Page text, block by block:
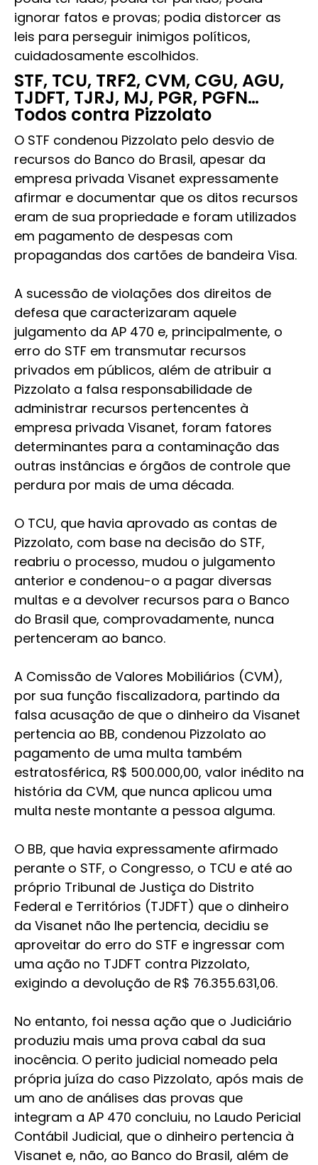
ignorar fatos e provas; podia distorcer as
leis para perseguir inimigos políticos,
cuidadosamente escolhidos.
STF, TCU, TRF2, CVM, CGU, AGU,
TJDFT, TJRJ, MJ, PGR, PGFN…
Todos contra Pizzolato
O STF condenou Pizzolato pelo desvio de
recursos do Banco do Brasil, apesar da
empresa privada Visanet expressamente
afirmar e documentar que os ditos recursos
eram de sua propriedade e foram utilizados
em pagamento de despesas com
propagandas dos cartões de bandeira Visa.
A sucessão de violações dos direitos de
defesa que caracterizaram aquele
julgamento da AP 470 e, principalmente, o
erro do STF em transmutar recursos
privados em públicos, além de atribuir a
Pizzolato a falsa responsabilidade de
administrar recursos pertencentes à
empresa privada Visanet, foram fatores
determinantes para a contaminação das
outras instâncias e órgãos de controle que
perdura por mais de uma década.
O TCU, que havia aprovado as contas de
Pizzolato, com base na decisão do STF,
reabriu o processo, mudou o julgamento
anterior e condenou-o a pagar diversas
multas e a devolver recursos para o Banco
do Brasil que, comprovadamente, nunca
pertenceram ao banco.
A Comissão de Valores Mobiliários (CVM),
por sua função fiscalizadora, partindo da
falsa acusação de que o dinheiro da Visanet
pertencia ao BB, condenou Pizzolato ao
pagamento de uma multa também
estratosférica, R$ 500.000,00, valor inédito na
história da CVM, que nunca aplicou uma
multa neste montante a pessoa alguma.
O BB, que havia expressamente afirmado
perante o STF, o Congresso, o TCU e até ao
próprio Tribunal de Justiça do Distrito
Federal e Territórios (TJDFT) que o dinheiro
da Visanet não lhe pertencia, decidiu se
aproveitar do erro do STF e ingressar com
uma ação no TJDFT contra Pizzolato,
exigindo a devolução de R$ 76.355.631,06.
No entanto, foi nessa ação que o Judiciário
produziu mais uma prova cabal da sua
inocência. O perito judicial nomeado pela
própria juíza do caso Pizzolato, após mais de
um ano de análises das provas que
integram a AP 470 concluiu, no Laudo Pericial
Contábil Judicial, que o dinheiro pertencia à
Visanet e, não, ao Banco do Brasil, além de